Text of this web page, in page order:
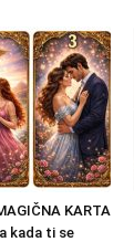
KARTA
kada ti se